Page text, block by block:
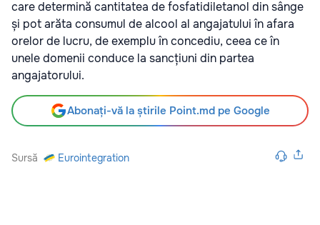
care determină cantitatea de fosfatidiletanol din sânge
și pot arăta consumul de alcool al angajatului în afara
orelor de lucru, de exemplu în concediu, ceea ce în
unele domenii conduce la sancțiuni din partea
angajatorului.
Abonați-vă la știrile Point.md pe Google
Sursă Eurointegration